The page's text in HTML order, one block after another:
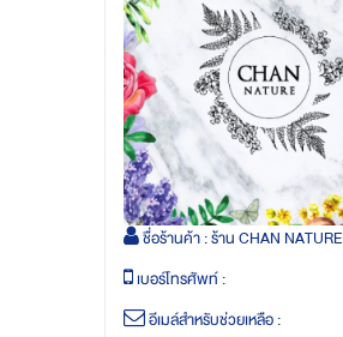
ชื่อร้านค้า :ร้าน CHAN NATURE
เบอร์โทรศัพท์ :
อีเมล์สำหรับช่วยเหลือ :